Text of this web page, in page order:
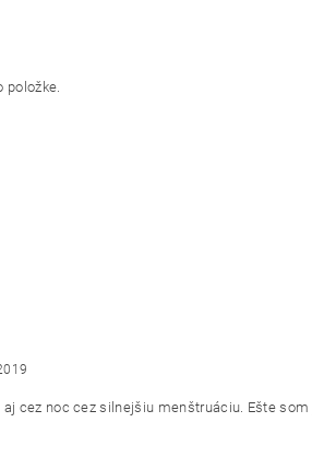
položke.
cez noc cez silnejšiu menštruáciu. Ešte